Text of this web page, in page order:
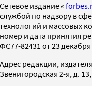
Cетевое издание «
службой по надзору в
технологий и массовых
номер и дата принятия
ФС77-82431 от 23 декабря
Адрес редакции,
Звенигородская 2-я, д.